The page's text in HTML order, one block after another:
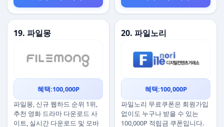
19. 파일몽
혜택:100,000P
파일몽, 신규 웹하드 순위 1위,
추천 영화 드라마 다운로드 사
이트, 실시간 다운로드 및 모바
20. 파일노리
혜택:100,000P
파일노리 무료쿠폰은 회원가입
없이도 누구나 받을 수 있는
100,000P 적립금 쿠폰입니다.